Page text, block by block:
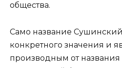
общества.
Само название
конкретного значения и
производным от названия